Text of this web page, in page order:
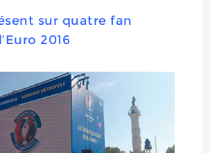
sur quatre fan
2016